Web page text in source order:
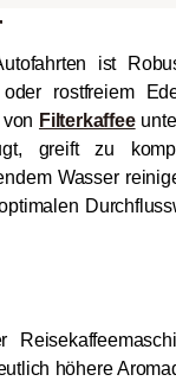
ist
rostfreiem
Filterkaffee
greift zu
Wasser
höhere